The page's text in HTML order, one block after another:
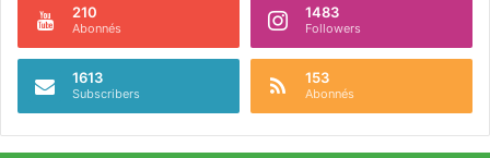
210
Abonnés
1483
Followers
1613
Subscribers
153
Abonnés